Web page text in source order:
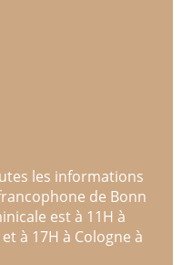
les informations
de Bonn
est à 11H à
à 17H à Cologne à